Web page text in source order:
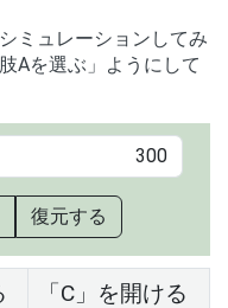
ミュレーションしてみ
Aを選ぶ」ようにして
復元する
「C」を開ける